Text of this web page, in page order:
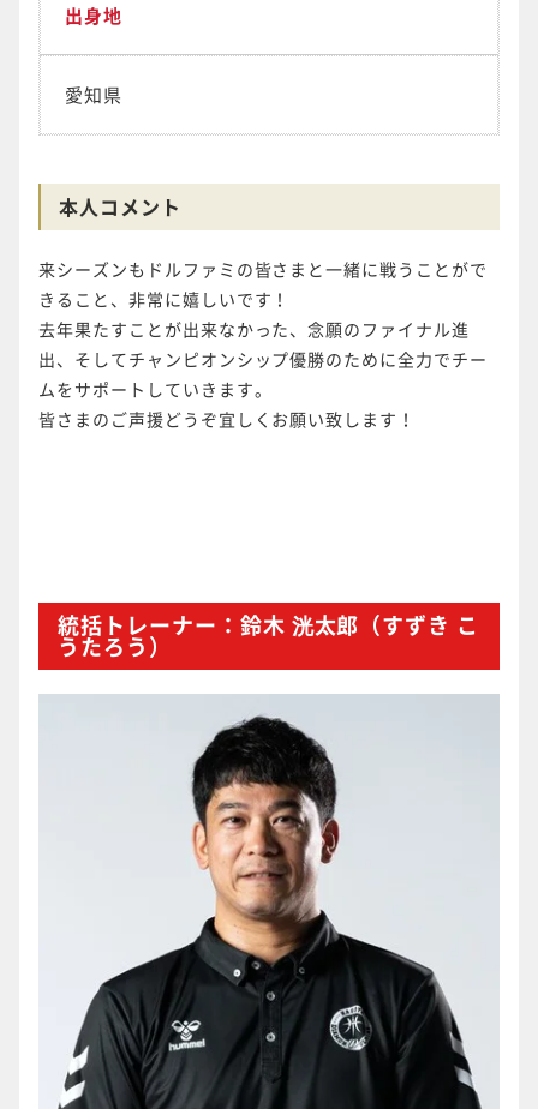
出身地
愛知県
本人コメント
来シーズンもドルファミの皆さまと一緒に戦うことがで
きること、非常に嬉しいです！
去年果たすことが出来なかった、念願のファイナル進
出、そしてチャンピオンシップ優勝のために全力でチー
ムをサポートしていきます。
皆さまのご声援どうぞ宜しくお願い致します！
統括トレーナー：鈴木 洸太郎（すずき こ
うたろう）